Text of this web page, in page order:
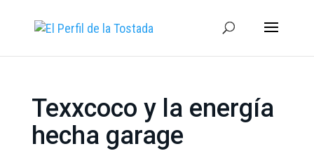
Texxcoco y la energía
hecha garage